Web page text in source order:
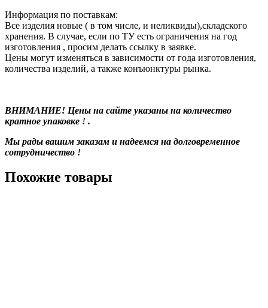
Информация по поставкам:
Все изделия новые ( в том числе, и неликвиды),складского
хранения. В случае, если по ТУ есть ограничения на год
изготовления , просим делать ссылку в заявке.
Цены могут изменяться в зависимости от года изготовления,
количества изделий, а также конъюнктуры рынка.
ВНИМАНИЕ! Цены на сайте указаны на количество
кратное упаковке ! .
Мы рады вашим заказам и надеемся на долговременное
сотрудничество !
Похожие товары